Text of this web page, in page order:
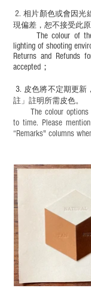
​2.相片顏色或會因光
現偏差，恕不接受此原
The colour of
lighting of shooting
Returns and Refunds
accepted；
3. 皮色將不定期更新
註」註明 所需皮色。
The colour options
to time. Please
“Remarks" columns